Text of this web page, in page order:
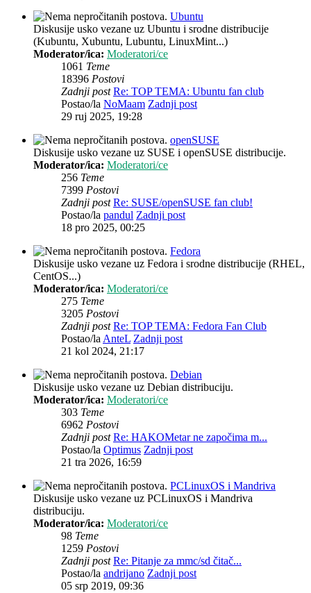
Ubuntu
Diskusije usko vezane uz Ubuntu i srodne distribucije
(Kubuntu, Xubuntu, Lubuntu, LinuxMint...)
Moderator/ica: Moderatori/ce
1061 Teme
18396 Postovi
Zadnji post Re: TOP TEMA: Ubuntu fan club
Postao/la NoMaam Zadnji post
29 ruj 2025, 19:28
openSUSE
Diskusije usko vezane uz SUSE i openSUSE distribucije.
Moderator/ica: Moderatori/ce
256 Teme
7399 Postovi
Zadnji post Re: SUSE/openSUSE fan club!
Postao/la pandul Zadnji post
18 pro 2025, 00:25
Fedora
Diskusije usko vezane uz Fedora i srodne distribucije (RHEL,
CentOS...)
Moderator/ica: Moderatori/ce
275 Teme
3205 Postovi
Zadnji post Re: TOP TEMA: Fedora Fan Club
Postao/laAnteL Zadnji post
21 kol 2024, 21:17
Debian
Diskusije usko vezane uz Debian distribuciju.
Moderator/ica: Moderatori/ce
303 Teme
6962 Postovi
Zadnji post Re: HAKOMetar ne započima m...
Postao/la Optimus Zadnji post
21 tra 2026, 16:59
PCLinuxOS i Mandriva
Diskusije usko vezane uz PCLinuxOS i Mandriva
distribuciju.
Moderator/ica: Moderatori/ce
98 Teme
1259 Postovi
Zadnji post Re: Pitanje za mmc/sd čitač...
Postao/la andrijano Zadnji post
05 srp 2019, 09:36